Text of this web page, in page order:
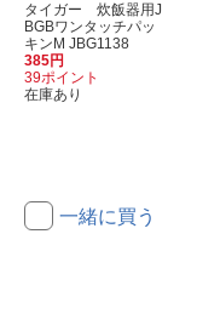
タイガー 炊飯器用J
BGBワンタッチパッ
キンM JBG1138
385円
39ポイント
在庫あり
一緒に買う